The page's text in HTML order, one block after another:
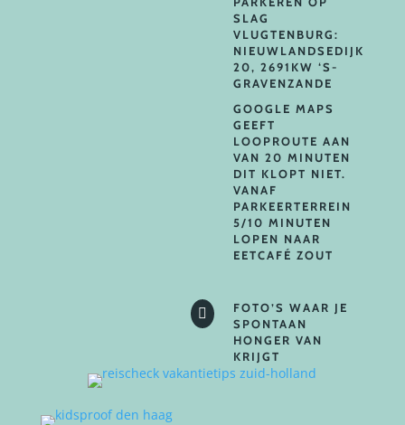
SLAG
VLUGTENBURG:
NIEUWLANDSEDIJK
20, 2691KW ‘S-
GRAVENZANDE
GOOGLE MAPS
GEEFT
LOOPROUTE AAN
VAN 20 MINUTEN
DIT KLOPT NIET.
VANAF
PARKEERTERREIN
5/10 MINUTEN
LOPEN NAAR
EETCAFÉ ZOUT

FOTO’S WAAR JE
SPONTAAN
HONGER VAN
KRIJGT